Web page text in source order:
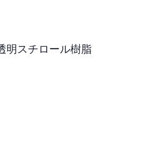
明スチロール樹脂